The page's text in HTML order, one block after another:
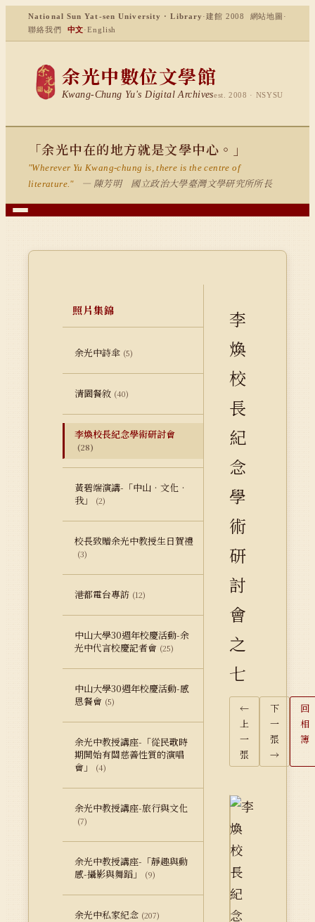
National Sun Yat-sen University · Library ·建館 2008 網站地圖 ·
聯絡我們
中文·English
余光中數位文學館
Kwang-Chung Yu's Digital Archivesest. 2008 · NSYSU
「余光中在的地方就是文學中心。」
"Wherever Yu Kwang-chung is, there is the centre of
literature."
— 陳芳明 國立政治大學臺灣文學研究所所長
照片集錦
余光中詩傘 (5)
清園餐敘 (40)
李煥校長紀念學術研討會
(28)
黃碧端演講-「中山‧文化‧
我」
(2)
校長致贈余光中教授生日賀禮
(3)
港都電台專訪 (12)
中山大學30週年校慶活動-余
光中代言校慶記者會 (25)
中山大學30週年校慶活動-感
恩餐會 (5)
余光中教授講座-「從民歌時
期開始有關慈善性質的演唱
會」
(4)
余光中教授講座-旅行與文化
(7)
余光中教授講座-「靜趣與動
感-攝影與舞蹈」
(9)
余光中私家紀念 (207)
李
煥
校
長
紀
念
學
術
研
討
會
之
七
←
上
一
張
下
一
張
→
回
相
簿